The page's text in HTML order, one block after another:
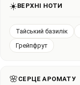
☀️ВЕРХНІ НОТИ
Тайський базилік
Грейпфрут
🌸 СЕРЦЕ АРОМАТУ